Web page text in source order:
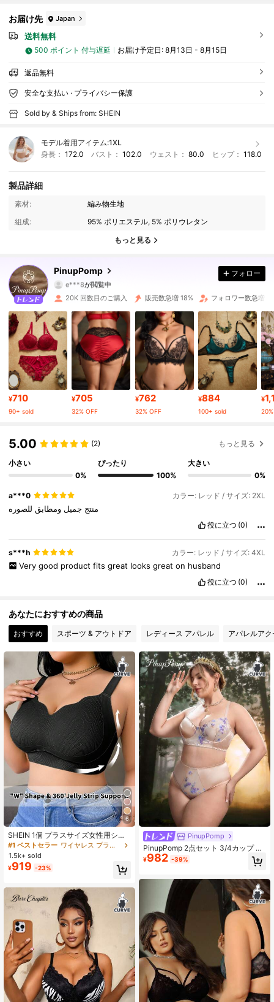
お届け先 Japan
送料無料
500 ポイント 付与遅延 お届け予定日: 8月13日 - 8月15日
返品無料
安全な支払い · プライバシー保護
Sold by & Ships from: SHEIN
モデル着用アイテム:1XL
身長： 172.0 バスト：102.0 ウェスト： 80.0 ヒップ： 118.0
製品詳細
素材:
編み物生地
組成:
95% ポリエステル, 5% ポリウレタン
もっと見る
PinupPomp
82K フォロワー
e***8が閲覧中
4.88
82K フォロワー
4.88 82K フォロワー
4.88 82K フォロワー
82K フォロワー
4.88 82K フォロワー
フォロー
20K 回数目のご購入 販売数急増 18% フォロワー数急増
¥710
90+ sold
¥705
32% OFF
¥762
32% OFF
¥884
100+ sold
¥
5.00 (2) もっと見る
小さい
0%
ぴったり
100%
大きい
0%
a***0 カラー: レッド / サイズ: 2XL
منتج جميل ومطابق للصوره
役に立つ (0)
s***h カラー: レッド / サイズ: 4XL
Very good product fits great looks great on husband
役に立つ (0)
あなたにおすすめの商品
おすすめ スポーツ & アウトドア レディース アパレル アパレルア
6
SHEIN 1個 プラスサイズ女性用シー
ムレスアーチ型ワイヤレスブラ プラ
スサイズブラサポート コンプレッシ
ョンブラシェイプウェアブラ フルカ
バレッジブラ リフト
#1 ベストセラー
ワイヤレス プラスサイズのブラジャーとブラレット
1.5k+ sold
¥919 -23%
PinupPomp
PinupPomp 2点セット 3/4カップ ア
ンダーワイヤー モールドカップ プッ
シュアップ サポート サテン 刺繍 ヴ
ズ ランジェリーセット
¥982 -39%